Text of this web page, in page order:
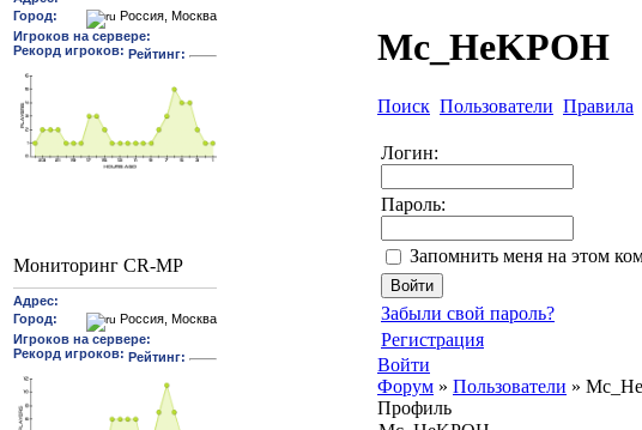
Мониторинг CR-MP
Mc_HeKPOH
Поиск Пользователи Правила
Логин:
Пароль:
Запомнить меня на этом
Забыли свой пароль?
Регистрация
Войти
Форум » Пользователи »
Профиль